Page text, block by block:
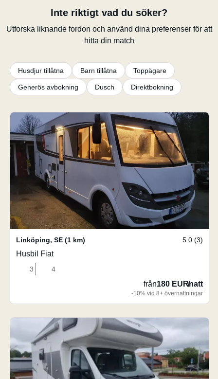
Inte riktigt vad du söker?
Utforska liknande fordon och använd dina preferenser för att
hitta din match
Husdjur tillåtna Barn tillåtna Toppägare
Generös avbokning Dusch Direktbokning
Linköping, SE (1 km) 5.0 (3)
Husbil Fiat
3 4
från180 EUR/natt
-10% vid 8+ övernattningar